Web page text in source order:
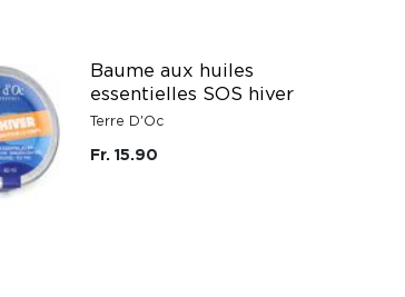
Baume aux huiles
essentielles SOS hiver
Terre D'Oc
Fr. 15.90